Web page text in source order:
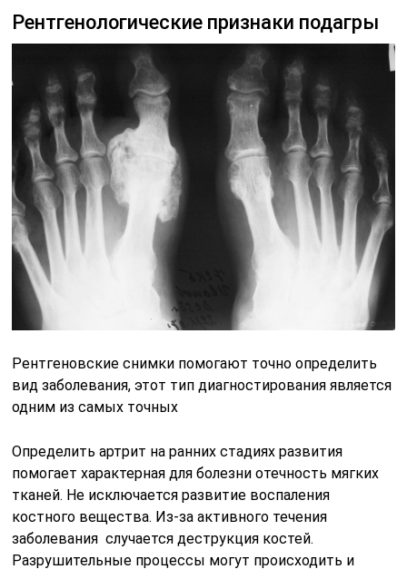
Рентгенологические признаки подагры
Рентгеновские снимки помогают точно определить
вид заболевания, этот тип диагностирования является
одним из самых точных
Определить артрит на ранних стадиях развития
помогает характерная для болезни отечность мягких
тканей. Не исключается развитие воспаления
костного вещества. Из-за активного течения
заболевания случается деструкция костей.
Разрушительные процессы могут происходить и